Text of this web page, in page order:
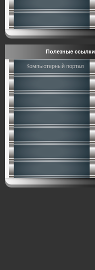
Полезные ссылки
Компьютерный портал